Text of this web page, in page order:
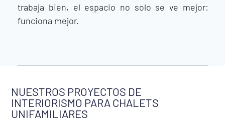
trabaja bien, el espacio no solo se ve mejor:
funciona mejor.
NUESTROS PROYECTOS DE
INTERIORISMO PARA CHALETS
UNIFAMILIARES